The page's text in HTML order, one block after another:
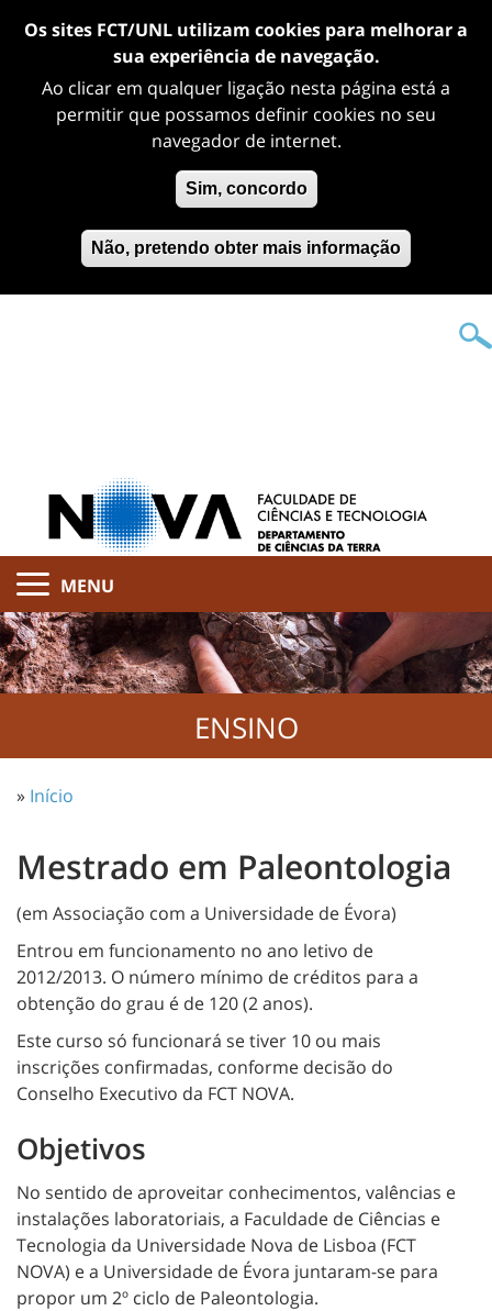
Os sites FCT/UNL utilizam cookies para melhorar a
sua experiência de navegação.
Ao clicar em qualquer ligação nesta página está a
permitir que possamos definir cookies no seu
navegador de internet.
Sim, concordo
Não, pretendo obter mais informação
MENU
ENSINO
» Início
Mestrado em Paleontologia
(em Associação com a Universidade de Évora)
Entrou em funcionamento no ano letivo de
2012/2013. O número mínimo de créditos para a
obtenção do grau é de 120 (2 anos).
Este curso só funcionará se tiver 10 ou mais
inscrições confirmadas, conforme decisão do
Conselho Executivo da FCT NOVA.
Objetivos
No sentido de aproveitar conhecimentos, valências e
instalações laboratoriais, a Faculdade de Ciências e
Tecnologia da Universidade Nova de Lisboa (FCT
NOVA) e a Universidade de Évora juntaram-se para
propor um 2º ciclo de Paleontologia.